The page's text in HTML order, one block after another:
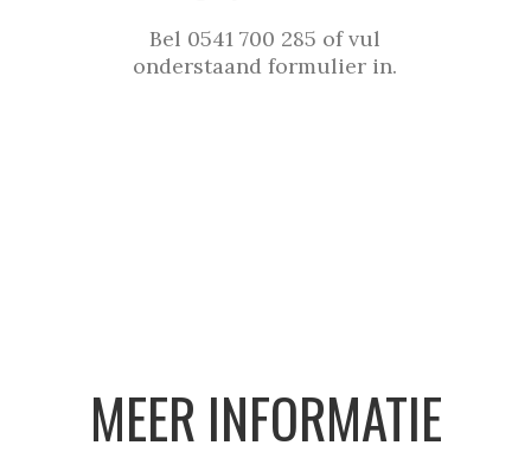
Bel 0541 700 285 of vul
onderstaand formulier in.
MEER INFORMATIE